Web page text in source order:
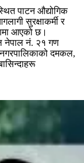
संगम
फुड
प्रोडक्समा
लागेको
आगो
पूर्ण
पाटन औद्योगिक
सुरक्षाकर्मी र
आएको छ।
नेपाल नं. २१ गण
दमकल,